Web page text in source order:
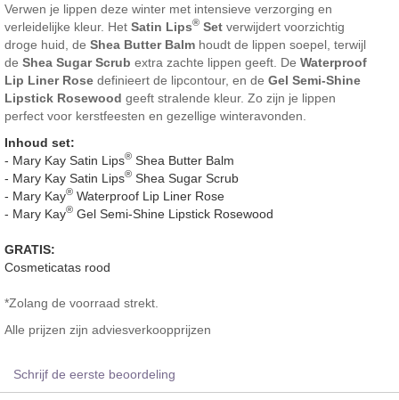
Verwen je lippen deze winter met intensieve verzorging en
verleidelijke kleur. Het Satin Lips® Set verwijdert voorzichtig
droge huid, de Shea Butter Balm houdt de lippen soepel, terwijl
de Shea Sugar Scrub extra zachte lippen geeft. De Waterproof
Lip Liner Rose definieert de lipcontour, en de Gel Semi-Shine
Lipstick Rosewood geeft stralende kleur. Zo zijn je lippen
perfect voor kerstfeesten en gezellige winteravonden.
Inhoud set:
- Mary Kay Satin Lips® Shea Butter Balm
- Mary Kay Satin Lips® Shea Sugar Scrub
- Mary Kay® Waterproof Lip Liner Rose
- Mary Kay® Gel Semi-Shine Lipstick Rosewood
GRATIS:
Cosmeticatas rood
*Zolang de voorraad strekt.
Alle prijzen zijn adviesverkoopprijzen
Schrijf de eerste beoordeling